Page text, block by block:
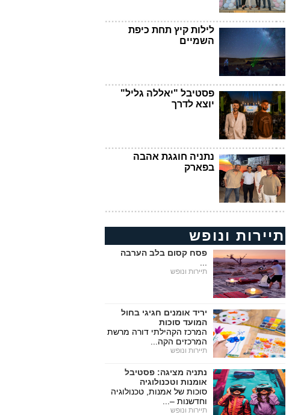
לילות קיץ תחת כיפת
השמיים
פסטיבל "יאללה גליל"
יוצא לדרך
נתניה חוגגת אהבה
בפארק
תיירות ונופש
פסח קסום בלב הערבה
תיירות ונופש
יריד אומנים חגיגי בחול
המועד סוכות
המרכז הקהילתי דורה מרשת
המרכזים הקה...
תיירות ונופש
נתניה מציגה: פסטיבל
אומנות וטכנולוגיה
סוכות של אמנות, טכנולוגיה
וחדשנות –...
תיירות ונופש